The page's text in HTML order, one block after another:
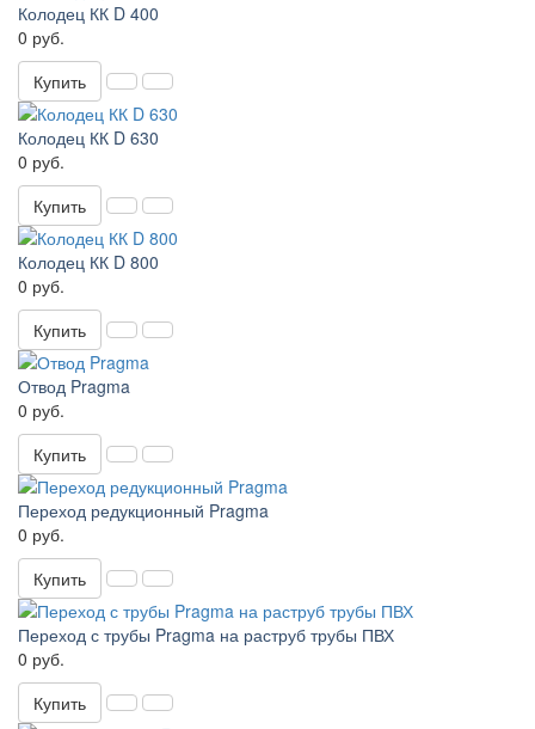
Колодец КК D 400
0 руб.
Купить
Колодец КК D 630
0 руб.
Купить
Колодец КК D 800
0 руб.
Купить
Отвод Pragma
0 руб.
Купить
Переход редукционный Pragma
0 руб.
Купить
Переход с трубы Pragma на раструб трубы ПВХ
0 руб.
Купить